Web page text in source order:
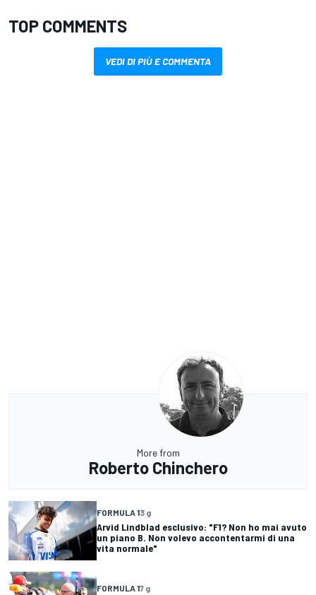
TOP COMMENTS
VEDI DI PIÙ E COMMENTA
More from
Roberto Chinchero
FORMULA 13 g
Arvid Lindblad esclusivo: "F1? Non ho mai avuto
un piano B. Non volevo accontentarmi di una
vita normale"
FORMULA 17 g